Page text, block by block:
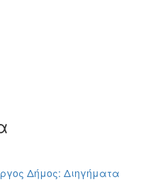
Δήμος: Διηγήματα